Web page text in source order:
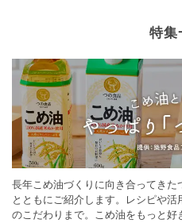
特集
長年こめ油づくりに向き合ってき
とともにご紹介します。レシピや
のこだわりまで。こめ油をもっと